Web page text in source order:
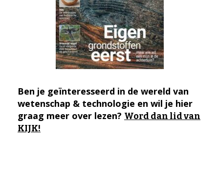
Ben je geïnteresseerd in de wereld van
wetenschap & technologie en wil je hier
graag meer over lezen? Word dan lid van
KIJK!